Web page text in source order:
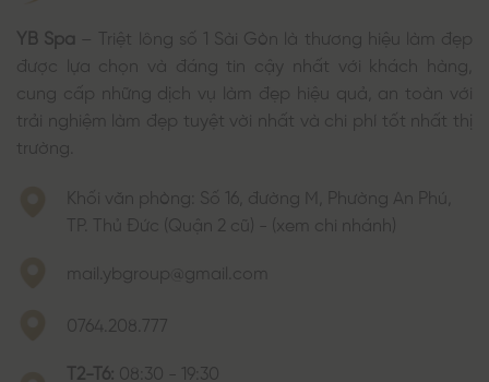
YB Spa – Triệt lông số 1 Sài Gòn là thương hiệu làm đẹp
được lựa chọn và đáng tin cậy nhất với khách hàng,
cung cấp những dịch vụ làm đẹp hiệu quả, an toàn với
trải nghiệm làm đẹp tuyệt vời nhất và chi phí tốt nhất thị
trường.
Khối văn phòng: Số 16, đường M, Phường An Phú,
TP. Thủ Đức (Quận 2 cũ) - (xem chi nhánh)
mail.ybgroup@gmail.com
0764.208.777
T2-T6: 08:30 - 19:30